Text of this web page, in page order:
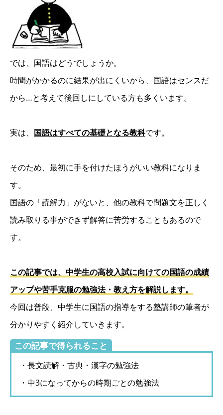
では、国語はどうでしょうか。
時間がかかるのに結果が出にくいから、国語はセンスだ
から…と考えて後回しにしている方も多くいます。
実は、 国語はすべての基礎となる教科です。
そのため、最初に手を付けたほうがいい教科になりま
す。
国語の「読解力」がないと、他の教科で問題文を正しく
読み取りる事ができず解答に苦労することもあるので
す。
この記事では、中学生の高校入試に向けての国語の成績
アップや苦手克服の勉強法・教え方を解説します。
今回は普段、中学生に国語の指導をする塾講師の筆者が
分かりやすく紹介していきます。
この記事で得られること
・長文読解・古典・漢字の勉強法
・中3になってからの時期ごとの勉強法